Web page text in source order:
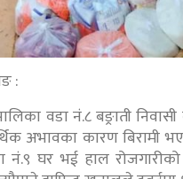
:
वडा नं.८ बङ्राती
अभावका कारण बिरामी
नं.९ घर भई हाल